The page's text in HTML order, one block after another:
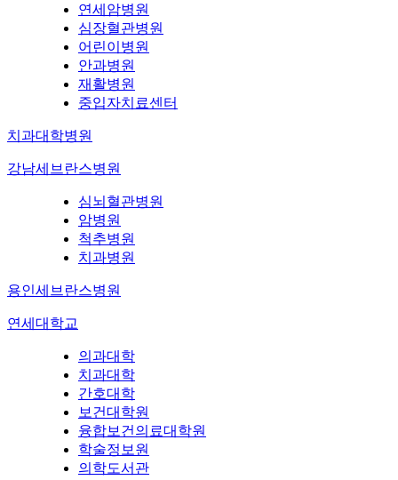
연세암병원
심장혈관병원
어린이병원
안과병원
재활병원
중입자치료센터
치과대학병원
강남세브란스병원
심뇌혈관병원
암병원
척추병원
치과병원
용인세브란스병원
연세대학교
의과대학
치과대학
간호대학
보건대학원
융합보건의료대학원
학술정보원
의학도서관